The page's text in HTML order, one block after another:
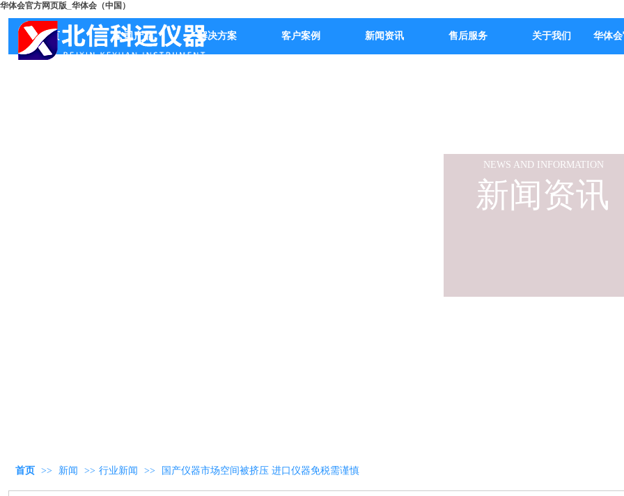
华体会官方网页版_华体会（中国）
首页 公司产品 解决方案 客户案例 新闻资讯 售后服务 关于我们 华体
新闻资讯
NEWS AND INFORMATION
首页 >> 新闻 >> 行业新闻 >> 国产仪器市场空间被挤压 进口仪器免税需谨慎